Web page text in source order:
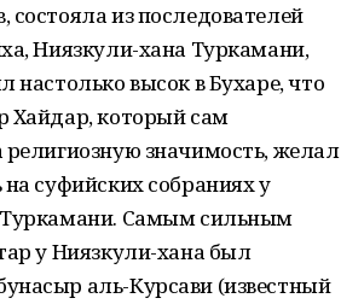
из последователей
Ниязкули-хана Туркамани,
настолько высок в Бухаре, что
Хайдар, который сам
религиозную значимость, желал
на суфийских собраниях у
Самым сильным
у Ниязкули-хана был
аль-Курсави (известный